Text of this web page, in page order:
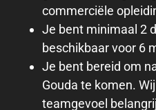
commerciële
Je bent minimaal 2
beschikbaar voor 6
Je bent bereid om
Gouda te komen.
teamgevoel